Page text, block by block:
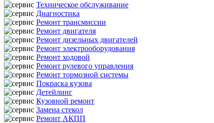
Техническое обслуживание
Диагностика
Ремонт трансмиссии
Ремонт двигателя
Ремонт дизельных двигателей
Ремонт электрооборудования
Ремонт ходовой
Ремонт рулевого управления
Ремонт тормозной системы
Покраска кузова
Детейлинг
Кузовной ремонт
Замена стекол
Ремонт АКПП